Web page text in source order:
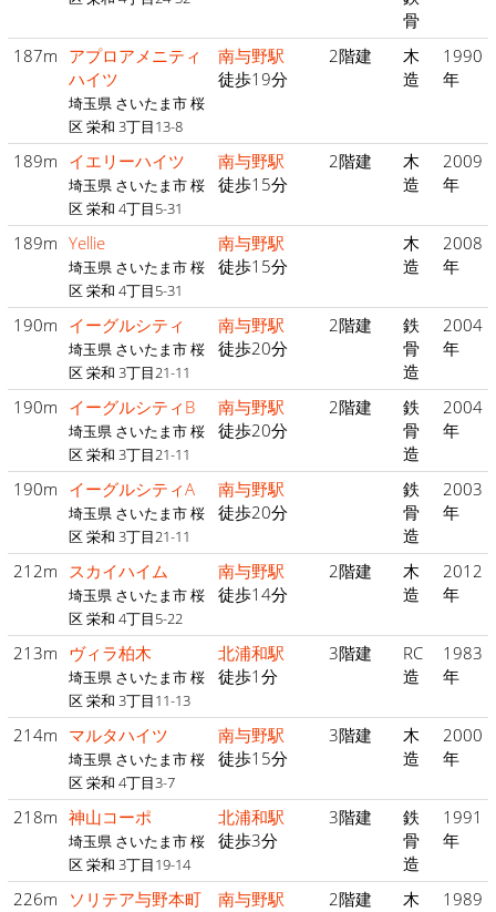
骨
187m アプロアメニティ
ハイツ
埼玉県 さいたま市 桜
区 栄和 3丁目13-8
南与野駅
徒歩19分
2階建
木
造
1990
年
189m イエリーハイツ
埼玉県 さいたま市 桜
区 栄和 4丁目5-31
南与野駅
徒歩15分
2階建
木
造
2009
年
189m Yellie
埼玉県 さいたま市 桜
区 栄和 4丁目5-31
南与野駅
徒歩15分
木
造
2008
年
190m イーグルシティ
埼玉県 さいたま市 桜
区 栄和 3丁目21-11
南与野駅
徒歩20分
2階建
鉄
骨
造
2004
年
190m イーグルシティB
埼玉県 さいたま市 桜
区 栄和 3丁目21-11
南与野駅
徒歩20分
2階建
鉄
骨
造
2004
年
190m イーグルシティA
埼玉県 さいたま市 桜
区 栄和 3丁目21-11
南与野駅
徒歩20分
鉄
骨
造
2003
年
212m スカイハイム
埼玉県 さいたま市 桜
区 栄和 4丁目5-22
南与野駅
徒歩14分
2階建
木
造
2012
年
213m ヴィラ柏木
埼玉県 さいたま市 桜
区 栄和 3丁目11-13
北浦和駅
徒歩1分
3階建
RC
造
1983
年
214m マルタハイツ
埼玉県 さいたま市 桜
区 栄和 4丁目3-7
南与野駅
徒歩15分
3階建
木
造
2000
年
218m 神山コーポ
埼玉県 さいたま市 桜
区 栄和 3丁目19-14
北浦和駅
徒歩3分
3階建
鉄
骨
造
1991
年
226m ソリテア与野本町
南与野駅
2階建
木
1989